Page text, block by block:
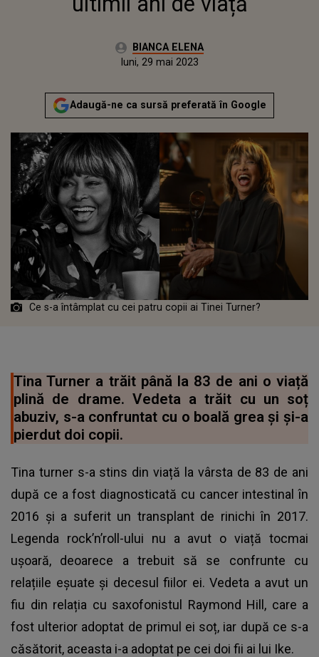
Autor:BIANCA ELENA
Actualizat:
luni, 29 mai 2023
Adaugă-ne ca sursă preferată în Google
Ce s-a întâmplat cu cei patru copii ai Tinei Turner?
Tina Turner a trăit până la 83 de ani o viață
plină de drame. Vedeta a trăit cu un soț
abuziv, s-a confruntat cu o boală grea și și-a
pierdut doi copii.
Tina turner s-a stins din viață la vârsta de 83 de ani
după ce a fost diagnosticată cu cancer intestinal în
2016 şi a suferit un transplant de rinichi în 2017.
Legenda rock’n’roll-ului nu a avut o viață tocmai
ușoară, deoarece a trebuit să se confrunte cu
relațiile eșuate și decesul fiilor ei. Vedeta a avut un
fiu din relația cu saxofonistul Raymond Hill, care a
fost ulterior adoptat de primul ei soț, iar după ce s-a
căsătorit, aceasta i-a adoptat pe cei doi fii ai lui Ike.